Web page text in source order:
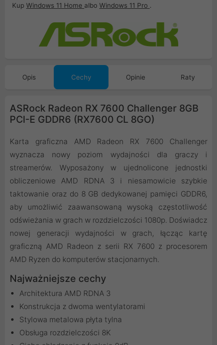
Kup Windows 11 Home albo Windows 11 Pro .
Opis Cechy Opinie Raty
ASRock Radeon RX 7600 Challenger 8GB
PCI-E GDDR6 (RX7600 CL 8GO)
Karta graficzna AMD Radeon RX 7600 Challenger
wyznacza nowy poziom wydajności dla graczy i
streamerów. Wyposażony w ujednolicone jednostki
obliczeniowe AMD RDNA 3 i niesamowicie szybkie
taktowanie oraz do 8 GB dedykowanej pamięci GDDR6,
aby umożliwić zaawansowaną wysoką częstotliwość
odświeżania w grach w rozdzielczości 1080p. Doświadcz
nowej generacji wydajności w grach, łącząc kartę
graficzną AMD Radeon z serii RX 7600 z procesorem
AMD Ryzen do komputerów stacjonarnych.
Najważniejsze cechy
Architektura AMD RDNA 3
Konstrukcja z dwoma wentylatorami
Stylowa metalowa płyta tylna
Obsługa rozdzielczości 8K